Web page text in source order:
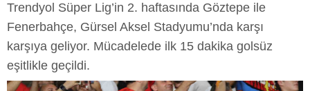
Trendyol Süper Lig’in 2. haftasında Göztepe ile
Fenerbahçe, Gürsel Aksel Stadyumu’nda karşı
karşıya geliyor. Mücadelede ilk 15 dakika golsüz
eşitlikle geçildi.